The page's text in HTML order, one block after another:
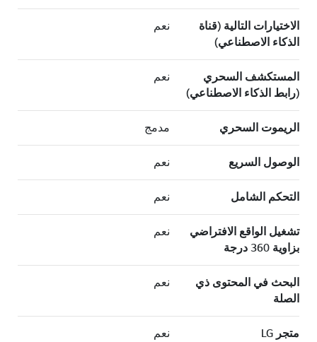
الاختيارات التالية (قناة
الذكاء الاصطناعي)
نعم
المستكشف السحري
(رابط الذكاء الاصطناعي)
نعم
الريموت السحري مدمج
الوصول السريع نعم
التحكم الشامل نعم
تشغيل الواقع الافتراضي
بزاوية 360 درجة
نعم
البحث في المحتوى ذي
الصلة
نعم
متجر LG نعم